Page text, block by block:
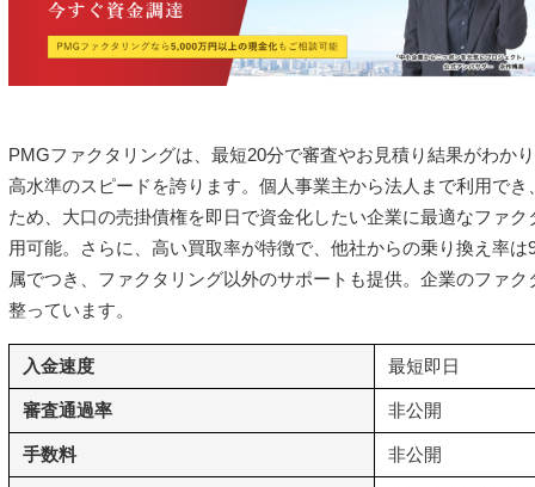
PMGファクタリングは、最短20分で審査やお見積り結果がわか
高水準のスピードを誇ります。個人事業主から法人まで利用で
ため、大口の売掛債権を即日で資金化したい企業に最適なファ
用可能。さらに、高い買取率が特徴で、他社からの乗り換え率
属でつき、ファクタリング以外のサポートも提供。企業のファ
整っています。
入金速度 最短即日
審査通過率 非公開
手数料 非公開